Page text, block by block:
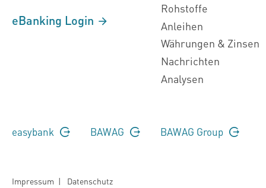
eBanking Login
Rohstoffe
Anleihen
Währungen & Zinsen
Nachrichten
Analysen
easybank BAWAG BAWAG Group
Impressum | Datenschutz